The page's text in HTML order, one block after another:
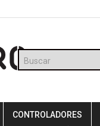
Búsqueda
de
productos
CONTROLADORES